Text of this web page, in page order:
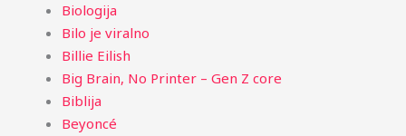
Biologija
Bilo je viralno
Billie Eilish
Big Brain, No Printer – Gen Z core
Biblija
Beyoncé